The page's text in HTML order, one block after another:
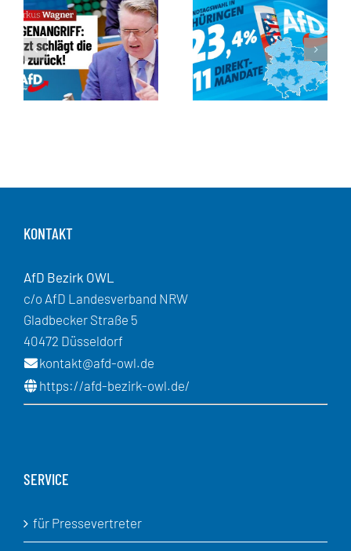
KONTAKT
AfD Bezirk OWL
c/o AfD Landesverband NRW
Gladbecker Straße 5
40472 Düsseldorf
kontakt@afd-owl.de
https://afd-bezirk-owl.de/
SERVICE
für Pressevertreter